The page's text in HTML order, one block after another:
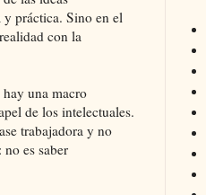
práctica. Sino en el
con la
una macro
de los intelectuales.
trabajadora y no
es saber